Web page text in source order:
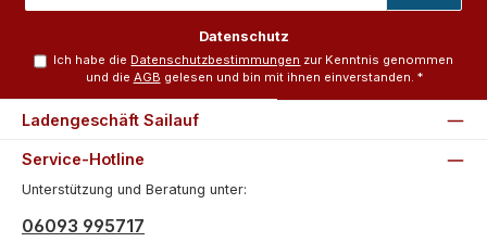
Datenschutz
Ich habe die Datenschutzbestimmungen zur Kenntnis genommen
und die AGB gelesen und bin mit ihnen einverstanden. *
Service-Hotline
Unterstützung und Beratung unter:
06093 995717
Ladengeschäft Sailauf